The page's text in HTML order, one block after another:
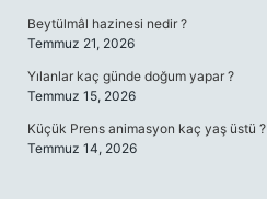
Beytülmâl hazinesi nedir ?
Temmuz 21, 2026
Yılanlar kaç günde doğum yapar ?
Temmuz 15, 2026
Küçük Prens animasyon kaç yaş üstü ?
Temmuz 14, 2026